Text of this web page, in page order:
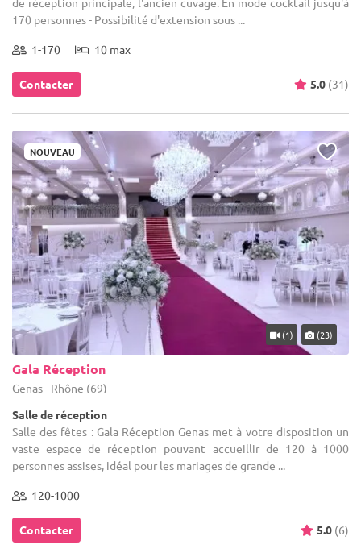
170 personnes - Possibilité d'extension sous ...
1-170 10 max
Contacter 5.0 (31)
NOUVEAU
(1) (23)
Gala Réception
Genas - Rhône (69)
Salle de réception
Salle des fêtes : Gala Réception Genas met à votre disposition un
vaste espace de réception pouvant accueillir de 120 à 1000
personnes assises, idéal pour les mariages de grande ...
120-1000
Contacter 5.0 (6)